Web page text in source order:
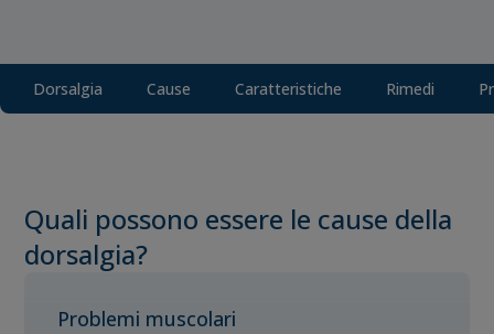
Dorsalgia Cause Caratteristiche Rimedi
Quali possono essere le cause della
dorsalgia?
Problemi muscolari